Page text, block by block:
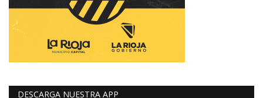
DESCARGA NUESTRA APP